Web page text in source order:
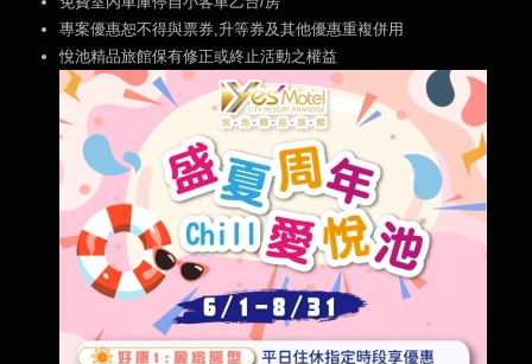
專案優惠恕不得與票券,升等券及其他優惠重複併用
悅池精品旅館保有修正或終止活動之權益